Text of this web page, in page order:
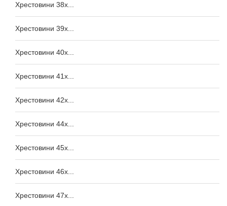
Хрестовини 38x...
Хрестовини 39x...
Хрестовини 40x...
Хрестовини 41x...
Хрестовини 42x...
Хрестовини 44x...
Хрестовини 45x...
Хрестовини 46x...
Хрестовини 47x...